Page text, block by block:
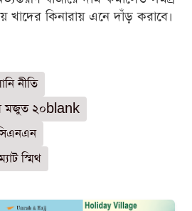
খাদের কিনারায় এনে দাঁড় করাবে।
নীতি
মজুত ২০blank
স্মিথ